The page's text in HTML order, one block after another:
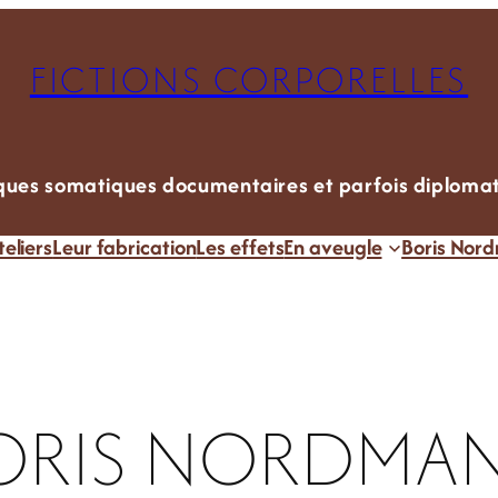
FICTIONS CORPORELLES
somatiques documentaires et parfois
Leur fabricationLes effetsEn aveugle Boris